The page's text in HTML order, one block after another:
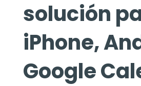
solución
iPhone,
Google